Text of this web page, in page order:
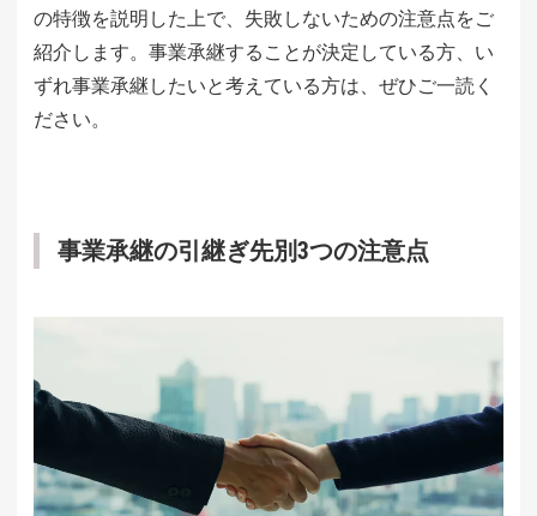
の特徴を説明した上で、失敗しないための注意点をご
紹介します。事業承継することが決定している方、い
ずれ事業承継したいと考えている方は、ぜひご一読く
ださい。
事業承継の引継ぎ先別3つの注意点